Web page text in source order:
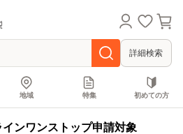
詳細検索
地域 特集 初めての方
インワンストップ申請対象